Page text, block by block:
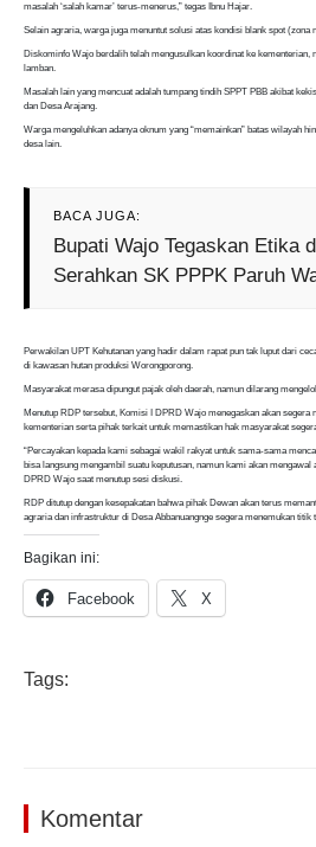
masalah ‘salah kamar’ terus-menerus,” tegas Ibnu Hajar.
Selain agraria, warga juga menuntut solusi atas kondisi blank spot (zona
Diskominfo Wajo berdalih telah mengusulkan koordinat ke
lamban.
Masalah lain yang mencuat adalah tumpang tindih SPPT PBB akibat
dan Desa Arajang.
Warga mengeluhkan adanya oknum yang “memainkan” batas wilayah
desa lain.
BACA JUGA:
Bupati Wajo Tegaskan Etika
Serahkan SK PPPK Paruh
Perwakilan UPT Kehutanan yang hadir dalam rapat pun tak luput dari
di kawasan hutan produksi Worongporong.
Masyarakat merasa dipungut pajak oleh daerah, namun dilarang
Menutup RDP tersebut, Komisi I DPRD Wajo menegaskan akan segera
kementerian serta pihak terkait untuk memastikan hak masyarakat
“Percayakan kepada kami sebagai wakil rakyat untuk sama-sama
bisa langsung mengambil suatu keputusan, namun kami akan mengawal
DPRD Wajo saat menutup sesi diskusi.
RDP ditutup dengan kesepakatan bahwa pihak Dewan akan terus
agraria dan infrastruktur di Desa Abbanuangnge segera menemukan titik
Bagikan ini:
Facebook X
Tags:
Komentar